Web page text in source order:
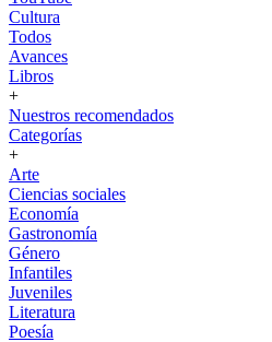
Cultura
Todos
Avances
Libros
+
Nuestros recomendados
Categorías
+
Arte
Ciencias sociales
Economía
Gastronomía
Género
Infantiles
Juveniles
Literatura
Poesía